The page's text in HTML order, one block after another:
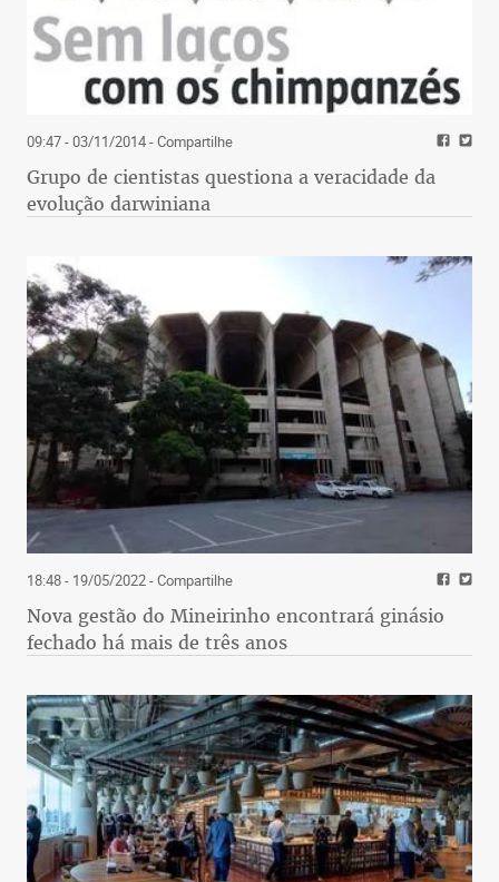
09:47 - 03/11/2014- Compartilhe
Grupo de cientistas questiona a veracidade da
evolução darwiniana
18:48 - 19/05/2022- Compartilhe
Nova gestão do Mineirinho encontrará ginásio
fechado há mais de três anos